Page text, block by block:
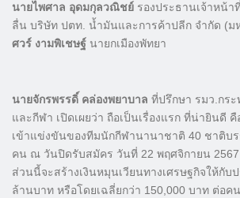
นายไพศาล อุดมกุลวณิชย์ รองประธานเจ้าหน้
ลื่น บริษัท ปตท. น้ำมันและการค้าปลีก จำกัด (ม
ศวร์ งามพิเชษฐ์ นายกเมืองพัทยา
นายจักรพรรดิ์ คล่องพยาบาล ที่ปรึกษา รมว.กระ
และกีฬา เปิดเผยว่า ถือเป็นเรื่องแรก ที่น่ายินดี
เข้าแข่งขันของทีมนักกีฬานานาชาติ 40 ชาติบร
คน ณ วันปิดรับสมัคร วันที่ 22 พฤศจิกายน 2567
ส่วนนี้จะสร้างเงินหมุนเวียนทางเศรษฐกิจให้กับ
ล้านบาท หรือโดยเฉลี่ยกว่า 150,000 บาท ต่อคน